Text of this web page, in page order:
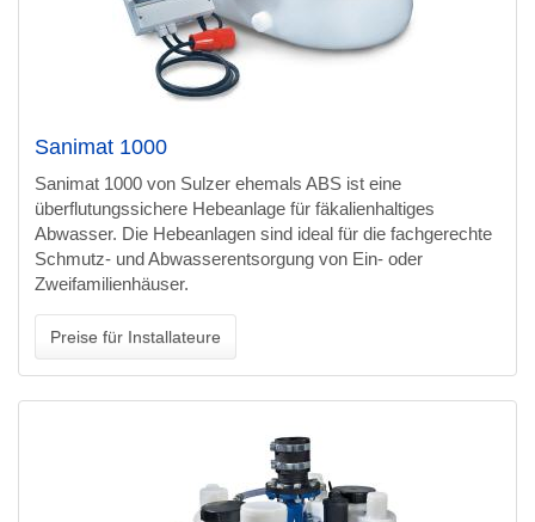
Sanimat 1000
Sanimat 1000 von Sulzer ehemals ABS ist eine
überflutungssichere Hebeanlage für fäkalienhaltiges
Abwasser. Die Hebeanlagen sind ideal für die fachgerechte
Schmutz- und Abwasserentsorgung von Ein- oder
Zweifamilienhäuser.
Preise für Installateure